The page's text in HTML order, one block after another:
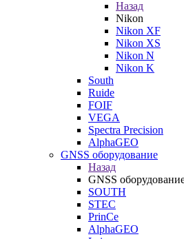
Назад
Nikon
Nikon XF
Nikon XS
Nikon N
Nikon K
South
Ruide
FOIF
VEGA
Spectra Precision
AlphaGEO
GNSS оборудование
Назад
GNSS
SOUTH
STEC
PrinCe
AlphaGEO